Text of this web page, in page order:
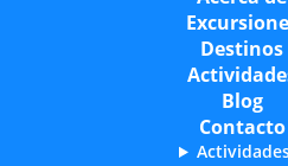
Cerca de Cala Mondragó, el
es otra visita
semanal, sus galerías de arte y
tradicional hacen que pasear
experiencia única. Para los
es un pequeño puerto
Destinos
Blog
Contacto